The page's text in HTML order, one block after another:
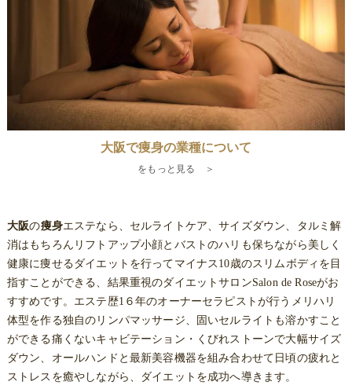
大阪で痩身の業種について
をもっと見る ＞
大阪の痩身エステなら、セルライトケア、サイズダウン、タルミ解
消はもちろんリフトアップ小顔とバストのハリも保ちながら美しく
健康に痩せるダイエットを行ってマイナス10歳のスリムボディを目
指すことができる、結果重視のダイエットサロンSalon de Roseがお
すすめです。エステ歴1６年のオーナーセラピストが行うメリハリ
体型を作る独自のリンパマッサージ、固いセルライトも溶かすこと
ができる痛くないキャビテーション・くびれストーンで大幅サイズ
ダウン、オールハンドと最新美容機器を組み合わせて日頃の疲れと
ストレスを癒やしながら、ダイエットを成功へ導きます。